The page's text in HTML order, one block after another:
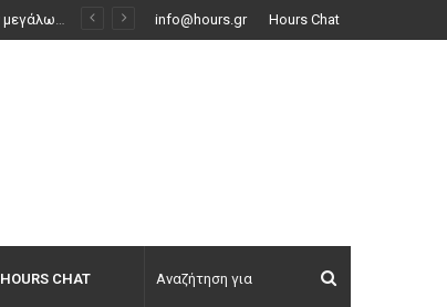
info@hours.gr Hours Chat
HOURS CHAT